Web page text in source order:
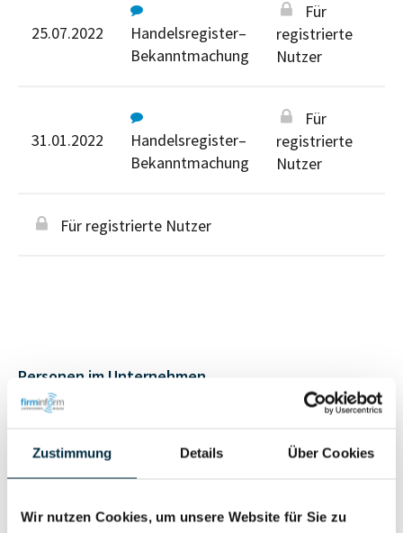
Zustimmung Details Über Cookies
Wir nutzen Cookies, um unsere Website für Sie zu
25.07.2022
Handelsregister–
Bekanntmachung
Für
registrierte
Nutzer
31.01.2022
Handelsregister–
Bekanntmachung
Für
registrierte
Nutzer
Für registrierte Nutzer
Personen im Unternehmen
Geschäftsführer (3)
Nutzer
Für registrierte